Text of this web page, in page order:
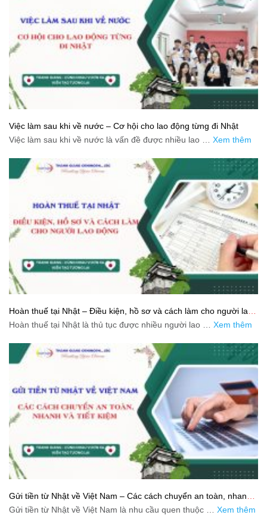
Việc làm sau khi về nước – Cơ hội cho lao động từng đi Nhật
Việc làm sau khi về nước là vấn đề được nhiều lao … Xem thêm
Hoàn thuế tại Nhật – Điều kiện, hồ sơ và cách làm cho người lao
động
Hoàn thuế tại Nhật là thủ tục được nhiều người lao … Xem thêm
Gửi tiền từ Nhật về Việt Nam – Các cách chuyển an toàn, nhanh
và tiết kiệm
Gửi tiền từ Nhật về Việt Nam là nhu cầu quen thuộc … Xem thêm